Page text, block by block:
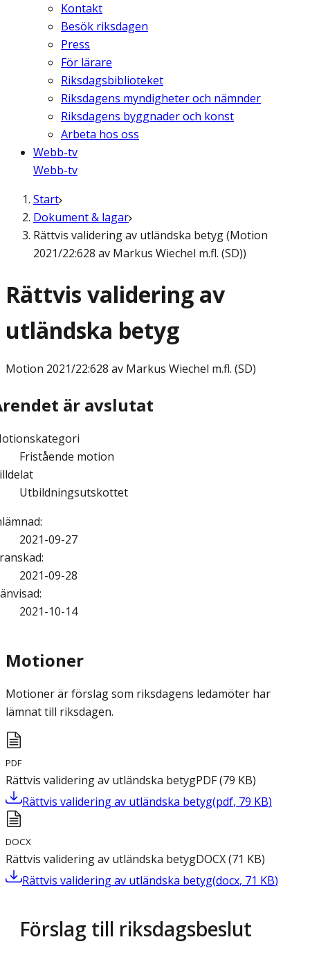
Kontakt
Besök riksdagen
Press
För lärare
Riksdagsbiblioteket
Riksdagens myndigheter och nämnder
Riksdagens byggnader och konst
Arbeta hos oss
Webb-tv
Webb-tv
Start
Dokument & lagar
Rättvis validering av utländska betyg (Motion
2021/22:628 av Markus Wiechel m.fl. (SD))
Rättvis validering av
utländska betyg
Motion 2021/22:628 av Markus Wiechel m.fl. (SD)
är avslutat
Fristående motion
Utbildningsutskottet
:
2021-09-27
:
2021-09-28
:
2021-10-14
Motioner
Motioner är förslag som riksdagens ledamöter har
lämnat till riksdagen.
PDF
Rättvis validering av utländska betygPDF(79 KB)
Rättvis validering av utländska betyg(pdf, 79 KB)
DOCX
Rättvis validering av utländska betygDOCX(71 KB)
Rättvis validering av utländska betyg(docx, 71 KB)
Förslag till riksdagsbeslut